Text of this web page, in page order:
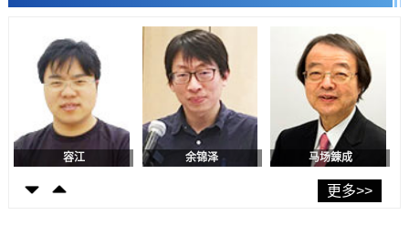
化火灾防控
福井大学发现细胞记忆过往并抑制反应的机制，阐明即便DNA相同反应
迥异之谜
科学研究
神户大学确认口服癌症疫苗B440单药给药的安全性，在转移性尿路上皮
癌患者中开展临床试验
日本发布《令和8年版科学技术与创新白皮书》，解读第七期基本计划
首年度政策方向
科学研究
东京大学发现可诱导细胞死亡的新型信使物质
陈小牧 李鸥 安宁
容江 余锦泽 马场錬成
更多>>